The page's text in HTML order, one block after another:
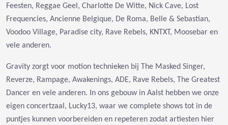
Feesten, Reggae Geel, Charlotte De Witte, Nick Cave, Lost
Frequencies, Ancienne Belgique, De Roma, Belle & Sebastian,
Voodoo Village, Paradise city, Rave Rebels, KNTXT, Moosebar en
vele anderen.
Gravity zorgt voor motion technieken bij The Masked Singer,
Reverze, Rampage, Awakenings, ADE, Rave Rebels, The Greatest
Dancer en vele anderen. In ons gebouw in Aalst hebben we onze
eigen concertzaal, Lucky13, waar we complete shows tot in de
puntjes kunnen voorbereiden en repeteren zodat artiesten hier